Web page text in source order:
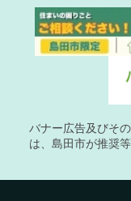
バナー広告及びそ
は、島田市が推奨